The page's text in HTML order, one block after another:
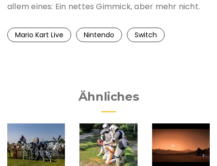
allem eines: Ein nettes Gimmick, aber mehr nicht.
Mario Kart Live Nintendo Switch
Ähnliches